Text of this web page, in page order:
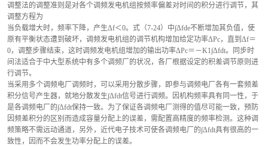
调整法的调整准则是对各个调频发电机组按频率偏差对时间的积分进行调节，其
调整方程为
当负载增大时，频率下降，产生Δf＜0。式（7-24）中∫Δfde不断增加其负值，使
原有平衡状态遭到破坏，调频发电机组的调节机构增加给定功率ΔPc，直到Δf＝
0，调整步骤结束，这时调频发电机组增加的输出功率ΔPc＝－K1∫Δfdt。同步时
间法适合于中大型系统中有多个调频厂的状况，各厂根据设定的积差调节原则进
行调节。
当采用多个调频电厂调频时，可以采用分散步骤，即参与调频电厂各有一套频差
积分信号产生器，就地分散发生∫Δfdt信号进行调频。因机构频率具有同一性，于
是各调频电厂的∫Δfdt保持一致。为了保证各调频电厂测得的值尽可能一致，预防
因频差积分的区别而造成容量分配上的误差，需配置高精度的频率检测。这种调
频策略不需远动通道，另外，近代电子技术可使各调频电厂的∫Δfdt具有很高的一
致性，因而不会发生功率分配上的误差。